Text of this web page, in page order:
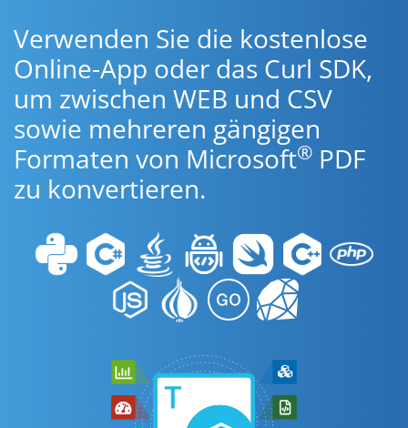
Verwenden Sie die kostenlose
Online-App oder das Curl SDK,
um zwischen WEB und CSV
sowie mehreren gängigen
Formaten von Microsoft® PDF
zu konvertieren.